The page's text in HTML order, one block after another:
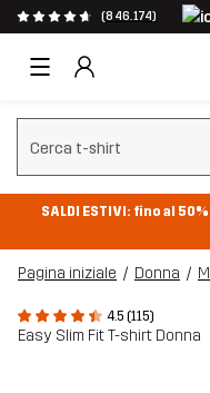
(846.174)
Cancella ricerca
SALDI ESTIVI: fino al
Pagina iniziale Donna
4.5 (115)
Easy Slim Fit T-shirt Donna